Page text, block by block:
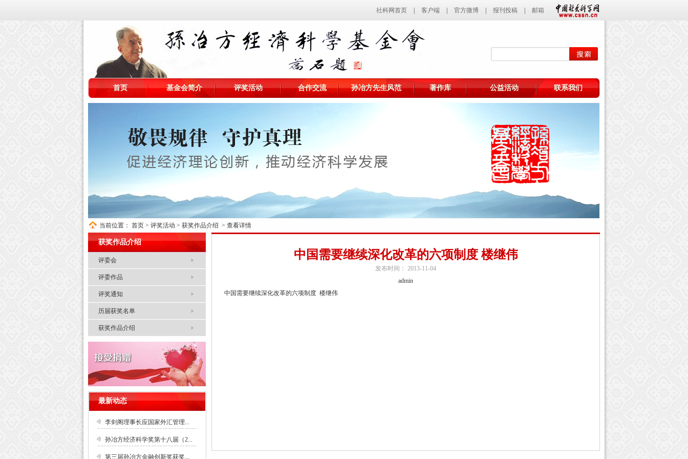
社科网首页 客户端 官方微博 报刊投稿 邮箱
首页 基金会简介 评奖活动 合作交流 孙冶方先生风范 著作库 公益活动 联系我们
当前位置： 首页 > 评奖活动 > 获奖作品介绍 > 查看详情
获奖作品介绍
评委会
评委作品
评奖通知
历届获奖名单
获奖作品介绍
最新动态
李剑阁理事长应国家外汇管理...
孙冶方经济科学奖第十八届（2...
第三届孙冶方金融创新奖获奖...
中国需要继续深化改革的六项制度 楼继伟
发布时间： 2013-11-04
admin
中国需要继续深化改革的六项制度 楼继伟